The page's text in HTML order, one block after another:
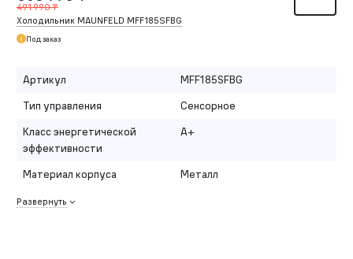
491 990 ₸
Холодильник MAUNFELD MFF185SFBG
Под заказ
Артикул
MFF185SFBG
Тип управления
Сенсорное
Класс энергетической
эффективности
A+
Материал корпуса Металл
Развернуть